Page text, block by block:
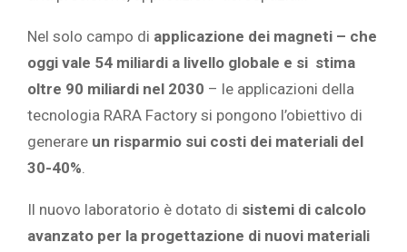
Nel solo campo di applicazione dei magneti – che
oggi vale 54 miliardi a livello globale e si stima
oltre 90 miliardi nel 2030 – le applicazioni della
tecnologia RARA Factory si pongono l’obiettivo di
generare un risparmio sui costi dei materiali del
30-40%.
Il nuovo laboratorio è dotato di sistemi di calcolo
avanzato per la progettazione di nuovi materiali